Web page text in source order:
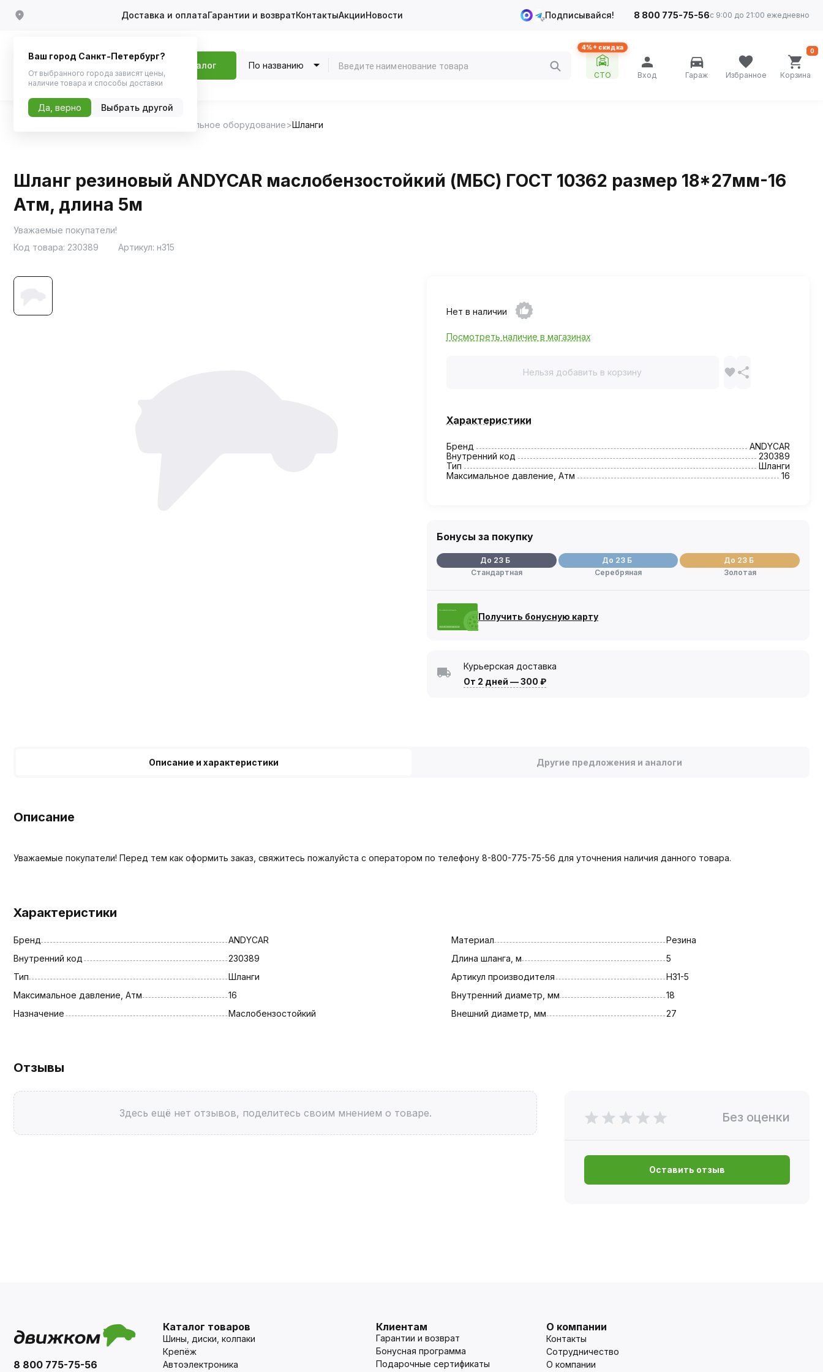
Доставка и оплатаГарантии и возвратКонтактыАкцииНовости Подписывайся! 8 800 775-75-56с 9:00 до 21:00 ежедневно
Каталог По названию
4%+ скидка
СТО Вход Гараж Избранное Корзина
0
Автомобильное оборудование Шланги
Шланг резиновый ANDYCAR маслобензостойкий (МБС) ГОСТ 10362 размер 18*27мм-16
Атм, длина 5м
Уважаемые покупатели!
Код товара: 230389 Артикул: н315
Нет в наличии
Посмотреть наличие в магазинах
Нельзя добавить в корзину
Характеристики
Бренд
ANDYCAR
Внутренний код
230389
Тип
Шланги
Максимальное давление, Атм
16
Бонусы за покупку
До 23 Б
Стандартная
До 23 Б
Серебряная
До 23 Б
Золотая
Получить бонусную карту
Курьерская доставка
От 2 дней —300 ₽
Описание и характеристики Другие предложения и аналоги
Описание
Уважаемые покупатели! Перед тем как оформить заказ, свяжитесь пожалуйста с оператором по телефону 8-800-775-75-56 для уточнения наличия данного товара.
Характеристики
Бренд
ANDYCAR
Внутренний код
230389
Тип
Шланги
Максимальное давление, Атм
16
Назначение
Маслобензостойкий
Материал
Резина
Длина шланга, м
5
Артикул производителя
Н31-5
Внутренний диаметр, мм
18
Внешний диаметр, мм
27
Отзывы
Здесь ещё нет отзывов, поделитесь своим мнением о товаре. Без оценки
Оставить отзыв
8 800 775-75-56
Каталог товаров
Шины, диски, колпаки
Крепёж
Автоэлектроника
Клиентам
Гарантии и возврат
Бонусная программа
Подарочные сертификаты
О компании
Контакты
Сотрудничество
О компании
Ваш город Санкт-Петербург?
От выбранного города зависят цены,
наличие товара и способы доставки
Да, верно Выбрать другой